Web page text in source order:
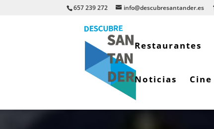
657 239 272 info@descubresantander.es
Restaurantes
Noticias Cine